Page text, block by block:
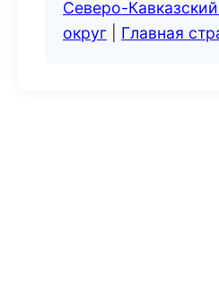
Северо-
округ
Главная